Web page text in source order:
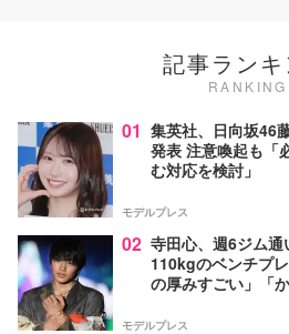
記事ラン
RANKING
01 集英社、日向坂46
発表 注意喚起も「
む対応を検討」
モデルプレス
02 寺田心、週6ジム
110kgのベンチプ
の厚みすごい」「
モデルプレス